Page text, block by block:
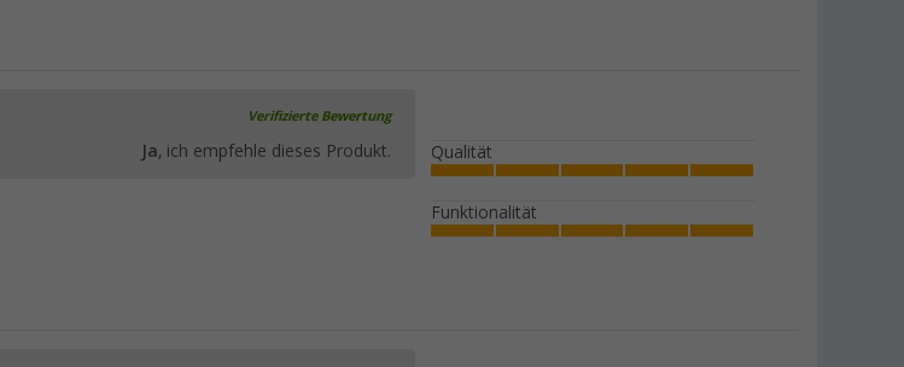
Verifizierte Bewertung
Ja, ich empfehle dieses Produkt. Qualität
Funktionalität